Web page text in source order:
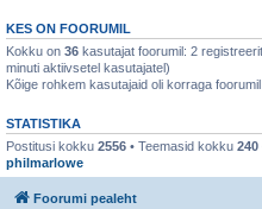
KES ON FOORUMIL
Kokku on 36 kasutajat foorumil: 2
minuti aktiivsetel kasutajatel)
Kõige rohkem kasutajaid oli korraga
STATISTIKA
Postitusi kokku 2556 • Teemasid kokku 240
philmarlowe
Foorumi pealeht